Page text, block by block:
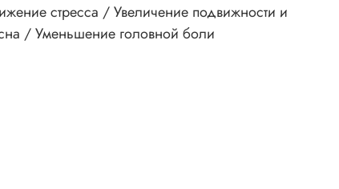
стресса / Увеличение подвижности и
/ Уменьшение головной боли